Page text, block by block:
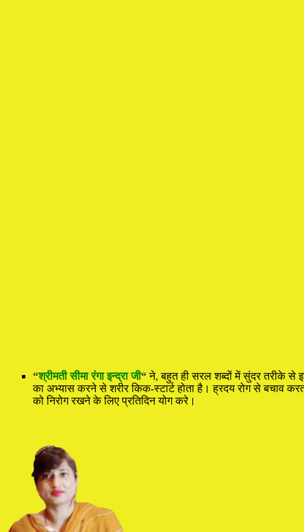
“श्रीमती सीमा रंगा इन्द्रा जी“ने, बहुत ही सरल शब्दों में सुंदर तरीके से
का अभ्यास करने से शरीर किक-स्टार्ट होता है। ह्रदय रोग से बचाव
को निरोग रखने के लिए प्रतिदिन योग करे।